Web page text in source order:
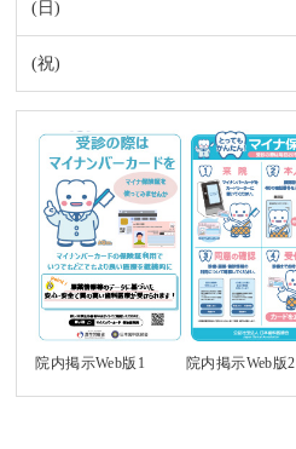
院内掲示Web版1 院内掲示Web版2